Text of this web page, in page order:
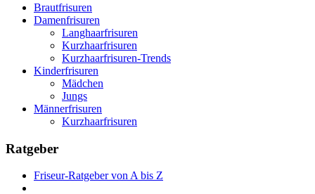
Brautfrisuren
Damenfrisuren
Langhaarfrisuren
Kurzhaarfrisuren
Kurzhaarfrisuren-Trends
Kinderfrisuren
Mädchen
Jungs
Männerfrisuren
Kurzhaarfrisuren
Ratgeber
Friseur-Ratgeber von A bis Z